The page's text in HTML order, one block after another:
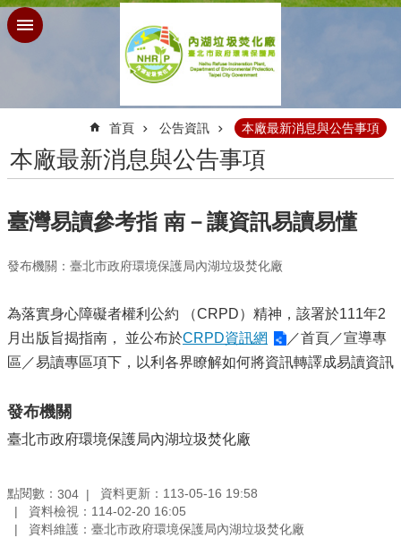
跳到主要內容區塊
首頁 公告資訊 本廠最新消息與公告事項
本廠最新消息與公告事項
臺灣易讀參考指 南－讓資訊易讀易懂
發布機關：臺北市政府環境保護局內湖垃圾焚化廠
為落實身心障礙者權利公約 （CRPD）精神，該署於111年2
月出版旨揭指南， 並公布於CRPD資訊網
／首頁／宣導專
區／易讀專區項下，以利各界瞭解如何將資訊轉譯成易讀資訊
發布機關
臺北市政府環境保護局內湖垃圾焚化廠
點閱數： 304
資料更新：113-05-16 19:58
資料檢視：114-02-20 16:05
資料維護：臺北市政府環境保護局內湖垃圾焚化廠